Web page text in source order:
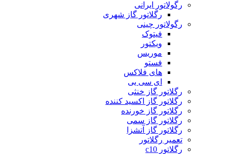
رگولاتور ایرانی
رگلاتور گاز شهری
رگولاتور چینی
فیتوک
ویکتور
موریس
فستو
های فلاکس
ای سی یی
رگلاتور گاز خنثی
رگلاتور گاز اکسید کننده
رگلاتور گاز خورنده
رگلاتور گاز سمی
رگلاتور گاز آتشزا
تعمیر رگلاتور
رگلاتور c10